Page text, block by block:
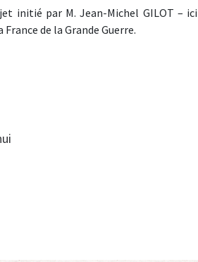
initié par M. Jean-Michel GILOT – ici
de la Grande Guerre.